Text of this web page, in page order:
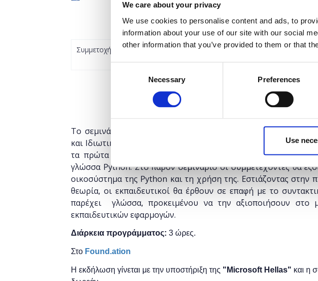
We care about your privacy
We use cookies to personalise content and ads, to
information about your use of our site with our social
other information that you’ve provided to them or that
Necessary Preferences
Use
Συμμετοχή
Το σεμινάριο απευθύνεται σε εκπαιδευτικούς Α/θμιας και Β/
και Ιδιωτικής), οι οποίοι έχουν ελάχιστη εμπειρία στον
τα πρώτα τους βήματα στην ανάπτυξη εκπαιδευτικών
γλώσσα Python. Στο παρόν σεμινάριο οι συμμετέχοντες θα
οικοσύστημα της Python και τη χρήση της. Εστιάζοντας στην
θεωρία, οι εκπαιδευτικοί θα έρθουν σε επαφή με το
παρέχει γλώσσα, προκειμένου να την αξιοποιήσουν στο
εκπαιδευτικών εφαρμογών.
Διάρκεια προγράμματος: 3 ώρες.
Στο Found.ation
Η εκδήλωση γίνεται με την υποστήριξη της " Microsoft Hellas" και η